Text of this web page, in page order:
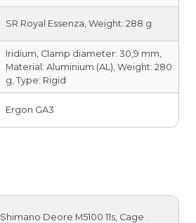
SR Royal Essenza, Weight: 288 g
Iridium, Clamp diameter: 30,9 mm,
Material: Aluminium (AL), Weight: 280
g, Type: Rigid
Ergon GA3
Shimano Deore M5100 11s, Cage